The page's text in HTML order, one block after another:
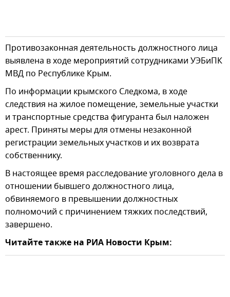
Противозаконная деятельность должностного лица
выявлена в ходе мероприятий сотрудниками УЭБиПК
МВД по Республике Крым.
По информации крымского Следкома, в ходе
следствия на жилое помещение, земельные участки
и транспортные средства фигуранта был наложен
арест. Приняты меры для отмены незаконной
регистрации земельных участков и их возврата
собственнику.
В настоящее время расследование уголовного дела в
отношении бывшего должностного лица,
обвиняемого в превышении должностных
полномочий с причинением тяжких последствий,
завершено.
Читайте также на РИА Новости Крым: